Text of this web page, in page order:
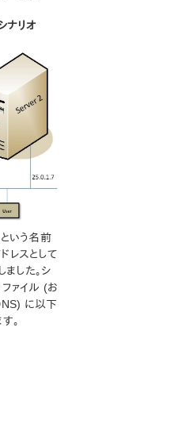
ガイド
管理ガイド
管理ガイド
理ガイド
Recovery Kit 管理ガイド
メーター一覧
ター一覧
Cloud Infrastructure パラメータ
一覧
覧
パラメーター一覧
ナリオ
という名前
レスとして
した。シ
ファイル (お
に以下
。